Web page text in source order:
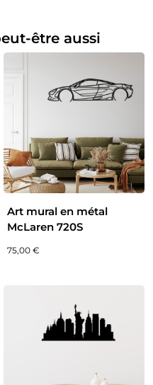
être aussi
Art mural en métal
McLaren 720S
75,00 €